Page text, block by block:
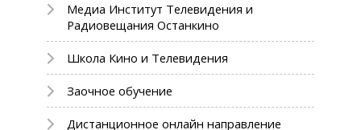
Медиа Институт Телевидения и
Радиовещания Останкино
Школа Кино и Телевидения
Заочное обучение
Дистанционное онлайн направление